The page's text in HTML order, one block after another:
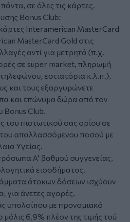
σε όλες τις κάρτες.
Bonus Club:
Interamerican MasterCard
MasterCard Gold στις
αντί για μετρητά (π.χ.
σε super market, πληρωμή
εστιατόρια κ.λ.π.),
και τους εξαργυρώνετε
και επώνυμα δώρα από τον
Bonus Club.
του πιστωτικού σας ορίου σε
απαλλασσόμενου ποσού με
Υγείας.
Α' βαθμού συγγενείας,
εισοδήματος.
άτοκων δόσεων ισχύουν
για άνετες αγορές.
υπολοίπου με προνομιακό
μόλις 6,9% πλέον της τιμής τού